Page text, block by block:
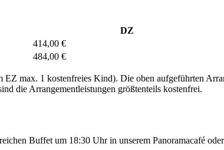
DZ
414,00 €
484,00 €
max. 1 kostenfreies Kind). Die oben aufgeführten
die Arrangementleistungen größtenteils kostenfrei.
Buffet um 18:30 Uhr in unserem Panoramacafé